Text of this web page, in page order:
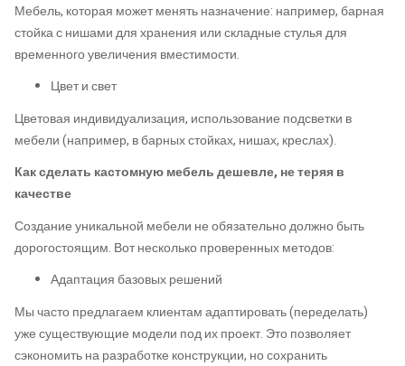
Мебель, которая может менять назначение: например, барная
стойка с нишами для хранения или складные стулья для
временного увеличения вместимости.
Цвет и свет
Цветовая индивидуализация, использование подсветки в
мебели (например, в барных стойках, нишах, креслах).
Как сделать кастомную мебель дешевле, не теряя в
качестве
Создание уникальной мебели не обязательно должно быть
дорогостоящим. Вот несколько проверенных методов:
Адаптация базовых решений
Мы часто предлагаем клиентам адаптировать (переделать)
уже существующие модели под их проект. Это позволяет
сэкономить на разработке конструкции, но сохранить